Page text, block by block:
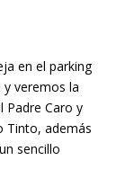
en el parking
y veremos la
Padre Caro y
Tinto, además
sencillo